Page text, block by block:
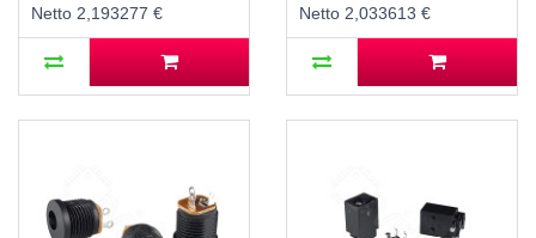
Netto 2,193277 €
Netto 2,033613 €